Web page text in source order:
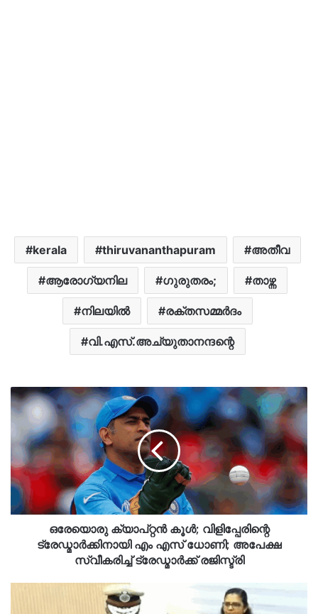
kerala thiruvananthapuram അതീവ
ആരോഗ്യനില ഗുരുതരം; താഴ്ന്ന
നിലയിൽ രക്തസമ്മര്‍ദം
വി.എസ്.അച്യുതാനന്ദന്റെ
ഒരേയൊരു ക്യാപ്റ്റന്‍ കൂള്‍; വിളിപ്പേരിന്റെ
ട്രേഡ്മാര്‍ക്കിനായി എം എസ് ധോണി; അപേക്ഷ
സ്വീകരിച്ച് ട്രേഡ്മാര്‍ക്ക് രജിസ്ട്രി